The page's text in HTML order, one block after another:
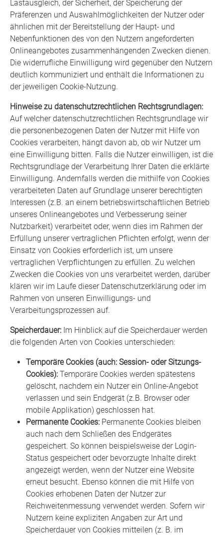
Lastausgleich, der Sicherheit, der Speicherung der
Präferenzen und Auswahlmöglichkeiten der Nutzer oder
ähnlichen mit der Bereitstellung der Haupt- und
Nebenfunktionen des von den Nutzern angeforderten
Onlineangebotes zusammenhängenden Zwecken dienen.
Die widerrufliche Einwilligung wird gegenüber den Nutzern
deutlich kommuniziert und enthält die Informationen zu
der jeweiligen Cookie-Nutzung.
Hinweise zu datenschutzrechtlichen Rechtsgrundlagen:
Auf welcher datenschutzrechtlichen Rechtsgrundlage wir
die personenbezogenen Daten der Nutzer mit Hilfe von
Cookies verarbeiten, hängt davon ab, ob wir Nutzer um
eine Einwilligung bitten. Falls die Nutzer einwilligen, ist die
Rechtsgrundlage der Verarbeitung Ihrer Daten die erklärte
Einwilligung. Andernfalls werden die mithilfe von Cookies
verarbeiteten Daten auf Grundlage unserer berechtigten
Interessen (z.B. an einem betriebswirtschaftlichen Betrieb
unseres Onlineangebotes und Verbesserung seiner
Nutzbarkeit) verarbeitet oder, wenn dies im Rahmen der
Erfüllung unserer vertraglichen Pflichten erfolgt, wenn der
Einsatz von Cookies erforderlich ist, um unsere
vertraglichen Verpflichtungen zu erfüllen. Zu welchen
Zwecken die Cookies von uns verarbeitet werden, darüber
klären wir im Laufe dieser Datenschutzerklärung oder im
Rahmen von unseren Einwilligungs- und
Verarbeitungsprozessen auf.
Speicherdauer: Im Hinblick auf die Speicherdauer werden
die folgenden Arten von Cookies unterschieden:
Temporäre Cookies (auch: Session- oder Sitzungs-
Cookies): Temporäre Cookies werden spätestens
gelöscht, nachdem ein Nutzer ein Online-Angebot
verlassen und sein Endgerät (z.B. Browser oder
mobile Applikation) geschlossen hat.
Permanente Cookies: Permanente Cookies bleiben
auch nach dem Schließen des Endgerätes
gespeichert. So können beispielsweise der Login-
Status gespeichert oder bevorzugte Inhalte direkt
angezeigt werden, wenn der Nutzer eine Website
erneut besucht. Ebenso können die mit Hilfe von
Cookies erhobenen Daten der Nutzer zur
Reichweitenmessung verwendet werden. Sofern wir
Nutzern keine expliziten Angaben zur Art und
Speicherdauer von Cookies mitteilen (z. B. im